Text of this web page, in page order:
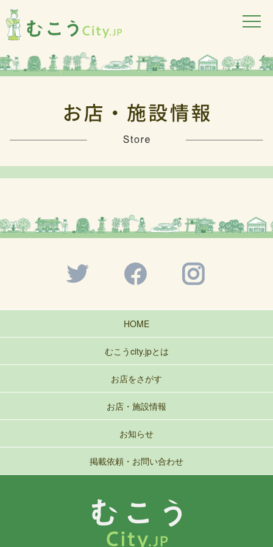
HOME
むこうcity.jpとは
お店をさがす
お店・施設情報
お知らせ
掲載依頼・お問い合わせ